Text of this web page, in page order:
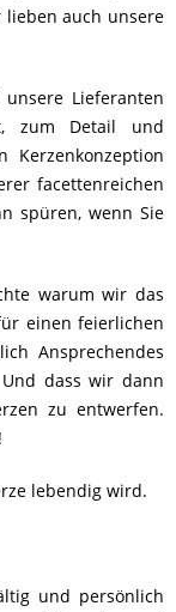
auch unsere
Lieferanten
zum Detail und
Kerzenkonzeption
facettenreichen
spüren, wenn Sie
warum wir das
einen feierlichen
Ansprechendes
dass wir dann
zu entwerfen.
lebendig wird.
und persönlich